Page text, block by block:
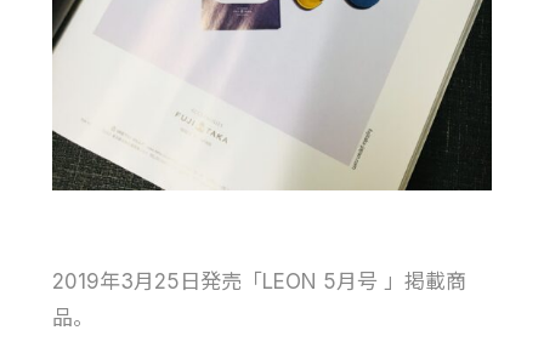
2019年3月25日発売「LEON 5月号 」掲載商
品。